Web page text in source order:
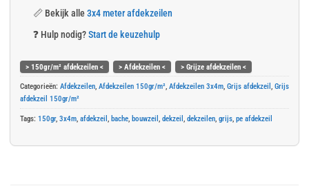
📏 Bekijk alle 3x4 meter afdekzeilen
❓ Hulp nodig? Start de keuzehulp
> 150gr/m² afdekzeilen < > Afdekzeilen <
> Grijze afdekzeilen <
Categorieën: Afdekzeilen Afdekzeilen 150gr/m² Afdekzeilen 3x4m Grijs afdekzeil Grijs
afdekzeil 150gr/m²
Tags: 150gr, 3x4m afdekzeil bache bouwzeil dekzeil dekzeilen grijs pe afdekzeil